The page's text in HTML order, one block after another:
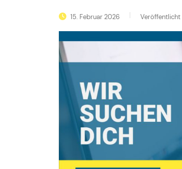
15. Februar 2026 Veröffentlicht